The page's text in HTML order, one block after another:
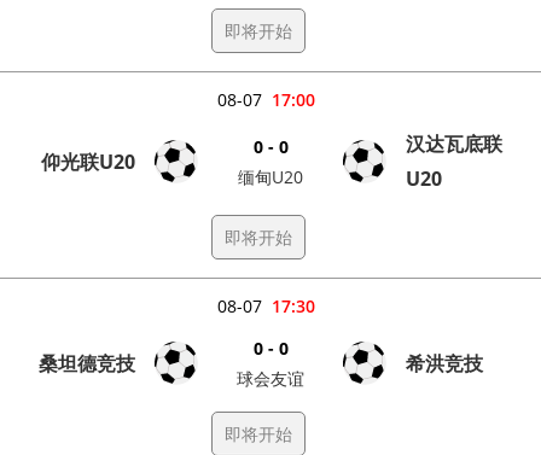
即将开始
17:00
08-07
仰光联U20
0 - 0
缅甸U20
汉达瓦底联
U20
即将开始
17:30
08-07
桑坦德竞技
0 - 0
球会友谊
希洪竞技
即将开始